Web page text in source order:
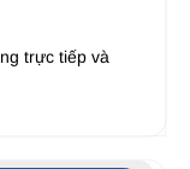
trực tiếp và